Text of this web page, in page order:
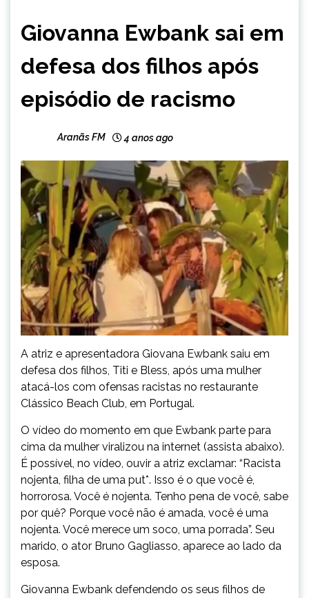
Giovanna Ewbank sai em
defesa dos filhos após
episódio de racismo
Aranãs FM 4 anos ago
A atriz e apresentadora Giovana Ewbank saiu em
defesa dos filhos, Titi e Bless, após uma mulher
atacá-los com ofensas racistas no restaurante
Clássico Beach Club, em Portugal.
O vídeo do momento em que Ewbank parte para
cima da mulher viralizou na internet (assista abaixo).
É possível, no vídeo, ouvir a atriz exclamar: “Racista
nojenta, filha de uma put*. Isso é o que você é,
horrorosa. Você é nojenta. Tenho pena de você, sabe
por quê? Porque você não é amada, você é uma
nojenta. Você merece um soco, uma porrada”. Seu
marido, o ator Bruno Gagliasso, aparece ao lado da
esposa.
Giovanna Ewbank defendendo os seus filhos de